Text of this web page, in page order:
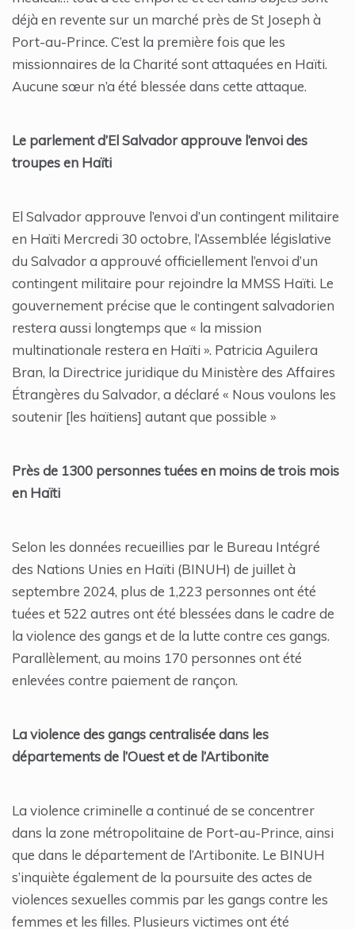
déjà en revente sur un marché près de St Joseph à
Port-au-Prince. C’est la première fois que les
missionnaires de la Charité sont attaquées en Haïti.
Aucune sœur n’a été blessée dans cette attaque.
Le parlement d’El Salvador approuve l’envoi des
troupes en Haïti
El Salvador approuve l’envoi d’un contingent militaire
en Haïti Mercredi 30 octobre, l’Assemblée législative
du Salvador a approuvé officiellement l’envoi d’un
contingent militaire pour rejoindre la MMSS Haïti. Le
gouvernement précise que le contingent salvadorien
restera aussi longtemps que « la mission
multinationale restera en Haïti ». Patricia Aguilera
Bran, la Directrice juridique du Ministère des Affaires
Étrangères du Salvador, a déclaré « Nous voulons les
soutenir [les haïtiens] autant que possible »
Près de 1300 personnes tuées en moins de trois mois
en Haïti
Selon les données recueillies par le Bureau Intégré
des Nations Unies en Haïti (BINUH) de juillet à
septembre 2024, plus de 1,223 personnes ont été
tuées et 522 autres ont été blessées dans le cadre de
la violence des gangs et de la lutte contre ces gangs.
Parallèlement, au moins 170 personnes ont été
enlevées contre paiement de rançon.
La violence des gangs centralisée dans les
départements de l’Ouest et de l’Artibonite
La violence criminelle a continué de se concentrer
dans la zone métropolitaine de Port-au-Prince, ainsi
que dans le département de l’Artibonite. Le BINUH
s’inquiète également de la poursuite des actes de
violences sexuelles commis par les gangs contre les
femmes et les filles. Plusieurs victimes ont été